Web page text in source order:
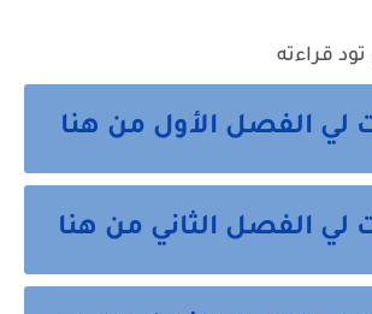
قراءته
لي الفصل الأول من هنا
لي الفصل الثاني من هنا